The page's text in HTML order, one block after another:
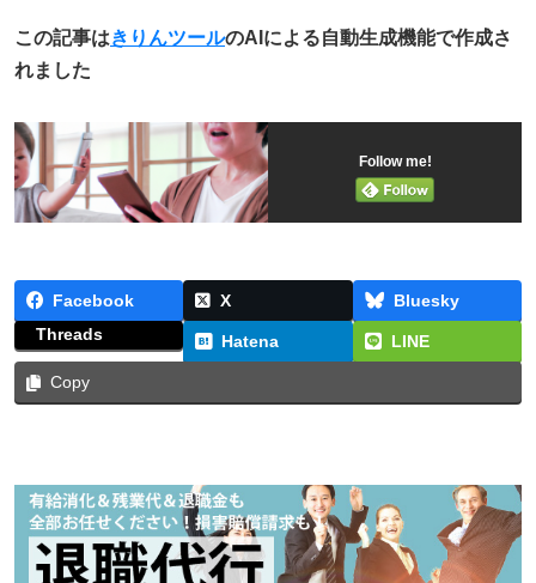
この記事はきりんツールのAIによる自動生成機能で作成さ
れました
Follow me!
Facebook X
Bluesky
Threads
Hatena LINE
Copy